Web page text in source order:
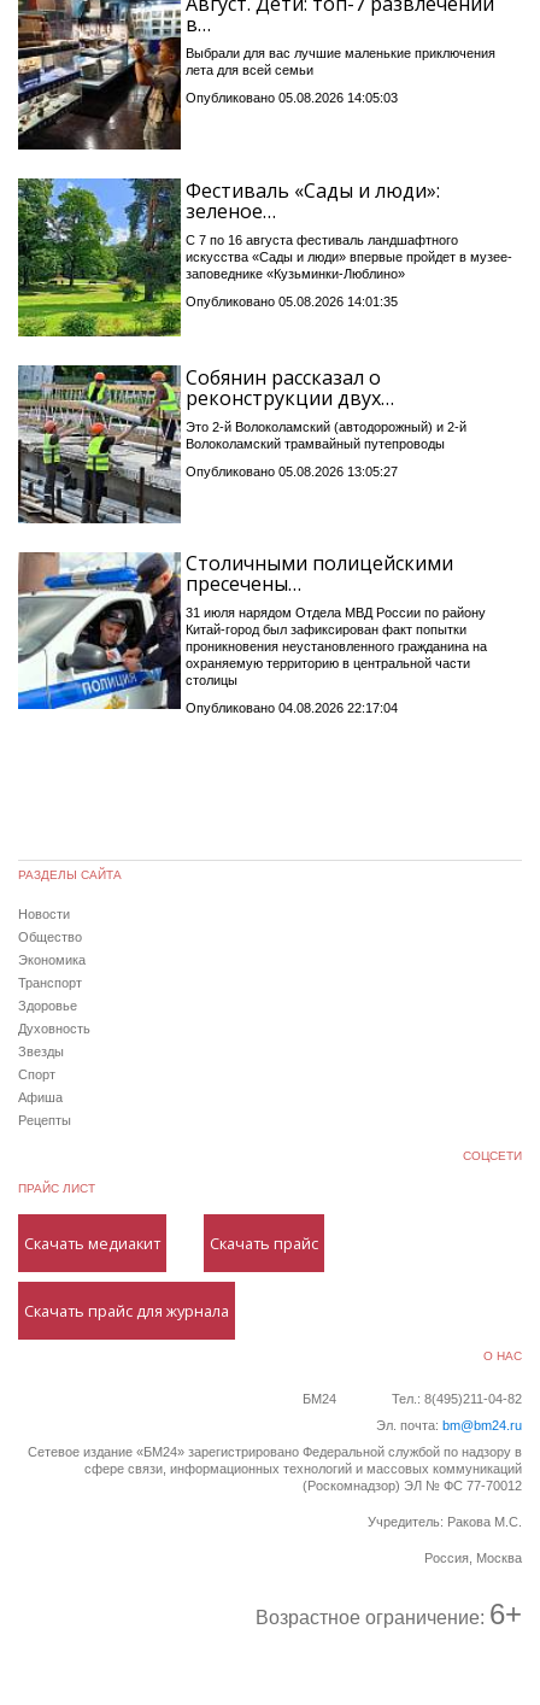
в…
Выбрали для вас лучшие маленькие приключения
лета для всей семьи
Опубликовано 05.08.2026 14:05:03
Фестиваль «Сады и люди»:
зеленое…
С 7 по 16 августа фестиваль ландшафтного
искусства «Сады и люди» впервые пройдет в музее-
заповеднике «Кузьминки-Люблино»
Опубликовано 05.08.2026 14:01:35
Собянин рассказал о
реконструкции двух…
Это 2-й Волоколамский (автодорожный) и 2-й
Волоколамский трамвайный путепроводы
Опубликовано 05.08.2026 13:05:27
Столичными полицейскими
пресечены…
31 июля нарядом Отдела МВД России по району
Китай-город был зафиксирован факт попытки
проникновения неустановленного гражданина на
охраняемую территорию в центральной части
столицы
Опубликовано 04.08.2026 22:17:04
РАЗДЕЛЫ САЙТА
Новости
Общество
Экономика
Транспорт
Здоровье
Духовность
Звезды
Спорт
Афиша
Рецепты
СОЦСЕТИ
ПРАЙС ЛИСТ
Скачать медиакит Скачать прайс
Скачать прайс для журнала
О НАС
БМ24
Тел.: 8(495)211-04-82
Эл. почта: bm@bm24.ru
Сетевое издание «БМ24» зарегистрировано Федеральной службой по надзору в
сфере связи, информационных технологий и массовых коммуникаций
(Роскомнадзор) ЭЛ № ФС 77-70012
Учредитель: Ракова М.С.
Россия, Москва
Возрастное ограничение: 6+